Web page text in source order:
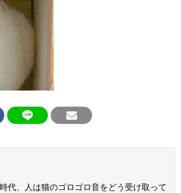
代、人は猫のゴロゴロ音をどう受け取って